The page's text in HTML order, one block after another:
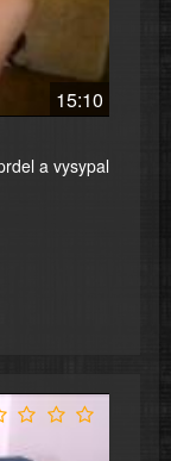
15:10
a vysypal